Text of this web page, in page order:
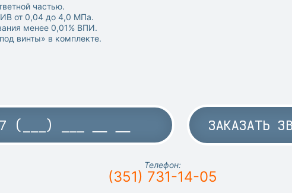
частью.
от 0,04 до 4,0 МПа.
менее 0,01% ВПИ.
винты» в комплекте.
ЗАКАЗАТЬ
Телефон:
(351) 731-14-05